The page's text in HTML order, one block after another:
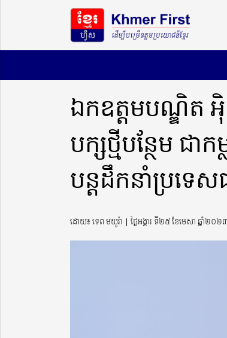
ឯកឧត្តមបណ្ឌិត
បក្សថ្មីបន្ថែម ជា
បន្តដឹកនាំប្រទេស
ដោយ៖ ទេព មយូរ៉ា ​​ | ថ្ងៃអង្គារ ទី២៥ ខែមេសា ឆ្នាំ២០២